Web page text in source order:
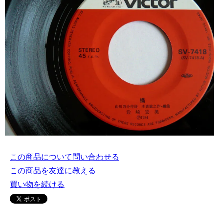
この商品について問い合わせる
この商品を友達に教える
買い物を続ける